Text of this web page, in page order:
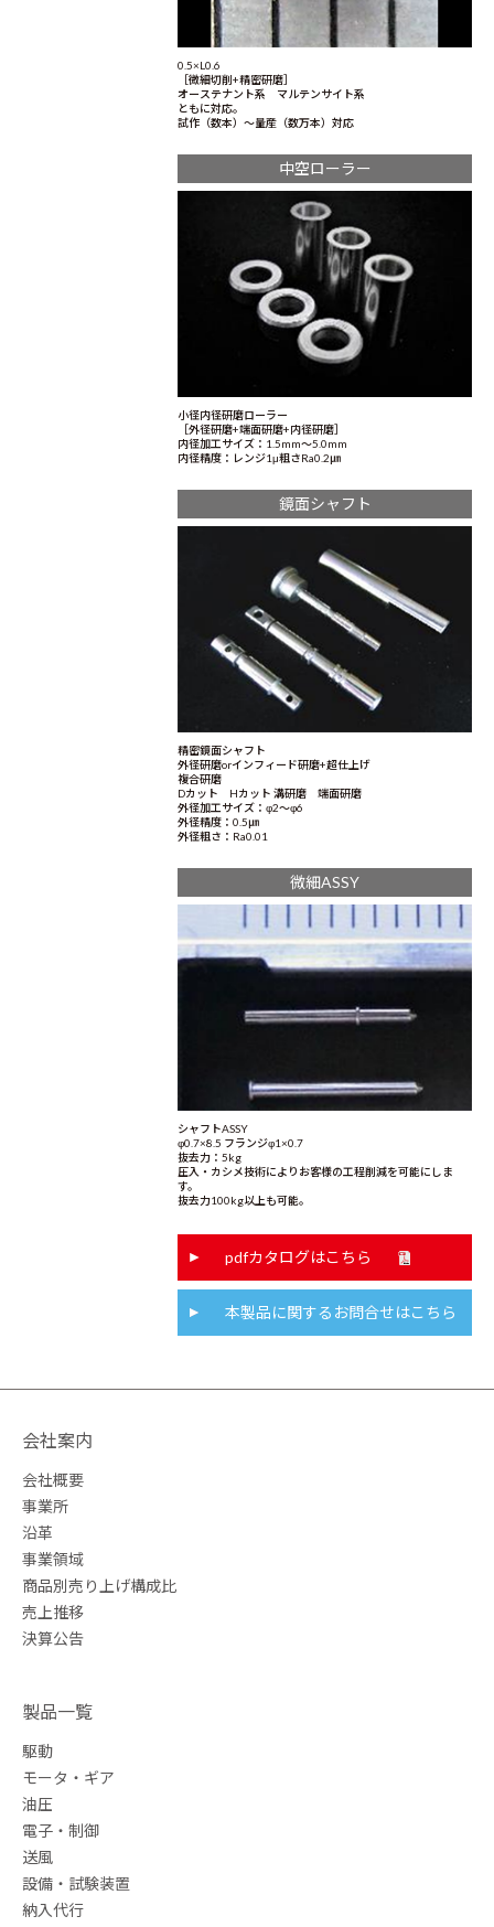
0.5×L0.6
［微細切削+精密研磨］
オーステナント系 マルテンサイト系
ともに対応。
試作（数本）～量産（数万本）対応
中空ローラー
小径内径研磨ローラー
［外径研磨+端面研磨+内径研磨］
内径加工サイズ：1.5mm～5.0mm
内径精度：レンジ1μ粗さRa0.2㎛
鏡面シャフト
精密鏡面シャフト
外径研磨orインフィード研磨+超仕上げ
複合研磨
Dカット Hカット 溝研磨 端面研磨
外径加工サイズ：φ2～φ6
外径精度：0.5㎛
外径粗さ：Ra0.01
微細ASSY
シャフトASSY
φ0.7×8.5 フランジφ1×0.7
抜去力：5kg
圧入・カシメ技術によりお客様の工程削減を可能にしま
す。
抜去力100kg以上も可能。
pdfカタログはこちら
本製品に関するお問合せはこちら
会社案内
会社概要
事業所
沿革
事業領域
商品別売り上げ構成比
売上推移
決算公告
製品一覧
駆動
モータ・ギア
油圧
電子・制御
送風
設備・試験装置
納入代行